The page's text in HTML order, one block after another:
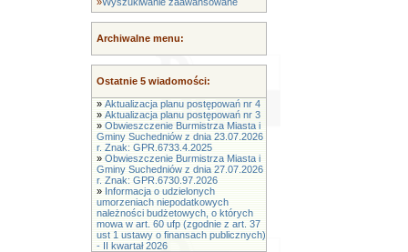
Archiwalne menu:
Ostatnie 5 wiadomości:
» Aktualizacja planu postępowań nr 4
» Aktualizacja planu postępowań nr 3
» Obwieszczenie Burmistrza Miasta i
Gminy Suchedniów z dnia 23.07.2026
r. Znak: GPR.6733.4.2025
» Obwieszczenie Burmistrza Miasta i
Gminy Suchedniów z dnia 27.07.2026
r. Znak: GPR.6730.97.2026
» Informacja o udzielonych
umorzeniach niepodatkowych
należności budżetowych, o których
mowa w art. 60 ufp (zgodnie z art. 37
ust 1 ustawy o finansach publicznych)
- II kwartał 2026